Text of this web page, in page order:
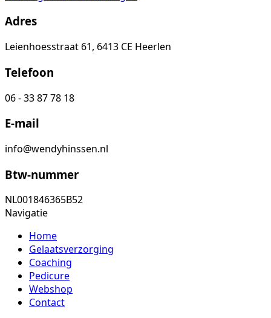
Adres
Leienhoesstraat 61, 6413 CE Heerlen
Telefoon
06 - 33 87 78 18
E-mail
info@wendyhinssen.nl
Btw-nummer
NL001846365B52
Navigatie
Home
Gelaatsverzorging
Coaching
Pedicure
Webshop
Contact